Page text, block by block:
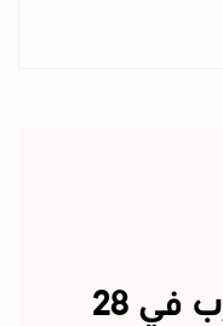
قبل اندلاع الحرب في 28